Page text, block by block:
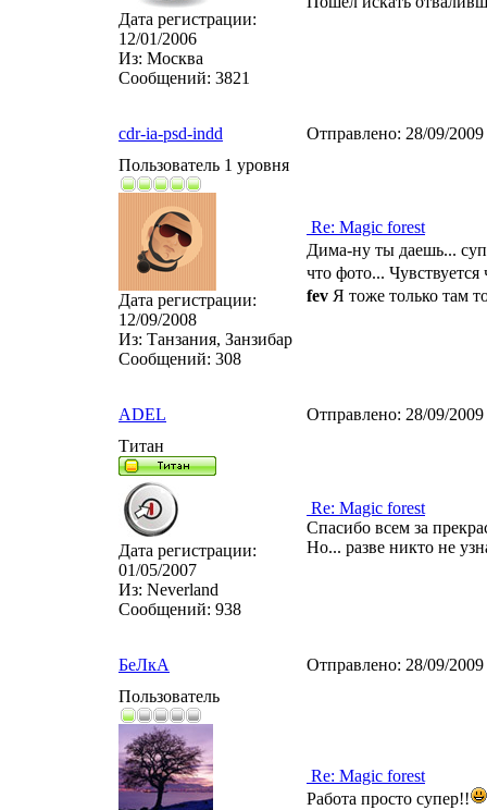
Дата регистрации:
12/01/2006
Из: Москва
Сообщений: 3821
cdr-ia-psd-indd Отправлено: 28/09/
Пользователь 1 уровня
Дата регистрации:
12/09/2008
Из: Танзания, Занзибар
Сообщений: 308
Re: Magic forest
Дима-ну ты даешь...
что фото...
fev Я тоже только там
ADEL Отправлено: 28/09/
Титан
Дата регистрации:
01/05/2007
Из: Neverland
Сообщений: 938
Re: Magic forest
Спасибо всем за
Но... разве никто не
БеЛкА Отправлено: 28/09/
Пользователь
Re: Magic forest
Работа просто супер!!